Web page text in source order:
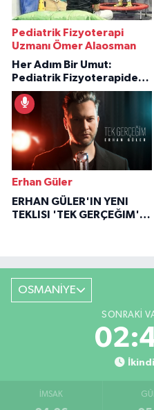
Pediatrik Fizyoterapi
Uzmanı Ömer Alaosman
Her Adım Bir Umut:
Pediatrik Fizyoterapiden
İlham Veren Hikâyeler
Erhan Güler
ERHAN GÜLER'IN YENI
TEKLISI 'TEK GERÇEĞIM'LE
OSMANİYE
SONRAKI
İMSAK